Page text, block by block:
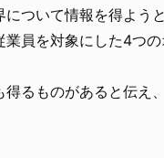
ついて情報を得よう
員を対象にした4つの
るものがあると伝え